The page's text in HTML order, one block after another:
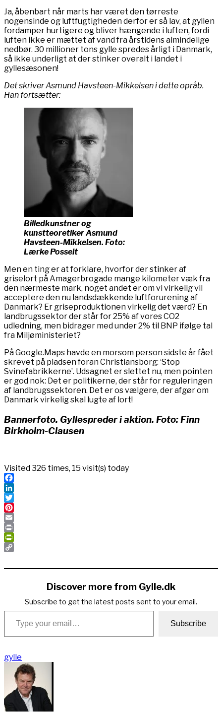
Ja, åbenbart når marts har været den tørreste
nogensinde og luftfugtigheden derfor er så lav, at gyllen
fordamper hurtigere og bliver hængende i luften, fordi
luften ikke er mættet af vand fra årstidens almindelige
nedbør. 30 millioner tons gylle spredes årligt i Danmark,
så ikke underligt at der stinker overalt i landet i
gyllesæsonen!
Det skriver Asmund Havsteen-Mikkelsen i dette opråb.
Han fortsætter:
Billedkunstner og
kunstteoretiker Asmund
Havsteen-Mikkelsen. Foto:
Lærke Posselt
Men en ting er at forklare, hvorfor der stinker af
griselort på Amagerbrogade mange kilometer væk fra
den nærmeste mark, noget andet er om vi virkelig vil
acceptere den nu landsdækkende luftforurening af
Danmark? Er griseproduktionen virkelig det værd? En
landbrugssektor der står for 25% af vores CO2
udledning, men bidrager med under 2% til BNP ifølge tal
fra Miljøministeriet?
På Google.Maps havde en morsom person sidste år fået
skrevet på pladsen foran Christiansborg: ‘Stop
Svinefabrikkerne’. Udsagnet er slettet nu, men pointen
er god nok: Det er politikerne, der står for reguleringen
af landbrugssektoren. Det er os vælgere, der afgør om
Danmark virkelig skal lugte af lort!
Bannerfoto. Gyllespreder i aktion. Foto: Finn
Birkholm-Clausen
Visited 326 times, 15 visit(s) today
Facebook
LinkedIn
Twitter
Pinterest
Email
Print
PrintFriendly
Link
Discover more from Gylle.dk
Subscribe to get the latest posts sent to your email.
Type your email…
Subscribe
gylle